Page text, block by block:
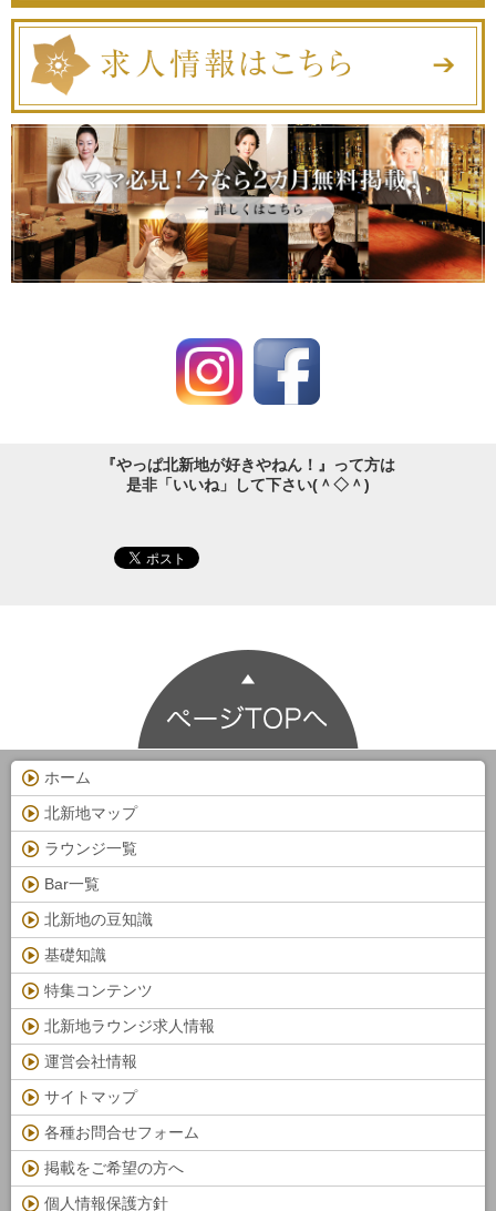
『やっぱ北新地が好きやねん！』って方は
是非「いいね」して下さい(＾◇＾)
ホーム
北新地マップ
ラウンジ一覧
Bar一覧
北新地の豆知識
基礎知識
特集コンテンツ
北新地ラウンジ求人情報
運営会社情報
サイトマップ
各種お問合せフォーム
掲載をご希望の方へ
個人情報保護方針